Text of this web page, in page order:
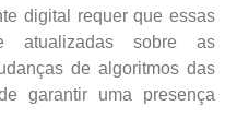
digital requer que essas
atualizadas sobre as
de algoritmos das
garantir uma presença